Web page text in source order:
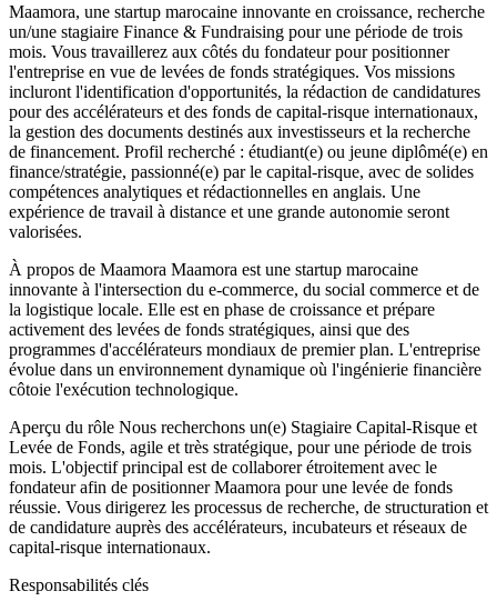
Maamora, une startup marocaine innovante en croissance, recherche
un/une stagiaire Finance & Fundraising pour une période de trois
mois. Vous travaillerez aux côtés du fondateur pour positionner
l'entreprise en vue de levées de fonds stratégiques. Vos missions
incluront l'identification d'opportunités, la rédaction de candidatures
pour des accélérateurs et des fonds de capital-risque internationaux,
la gestion des documents destinés aux investisseurs et la recherche
de financement. Profil recherché : étudiant(e) ou jeune diplômé(e) en
finance/stratégie, passionné(e) par le capital-risque, avec de solides
compétences analytiques et rédactionnelles en anglais. Une
expérience de travail à distance et une grande autonomie seront
valorisées.
À propos de Maamora Maamora est une startup marocaine
innovante à l'intersection du e-commerce, du social commerce et de
la logistique locale. Elle est en phase de croissance et prépare
activement des levées de fonds stratégiques, ainsi que des
programmes d'accélérateurs mondiaux de premier plan. L'entreprise
évolue dans un environnement dynamique où l'ingénierie financière
côtoie l'exécution technologique.
Aperçu du rôle Nous recherchons un(e) Stagiaire Capital-Risque et
Levée de Fonds, agile et très stratégique, pour une période de trois
mois. L'objectif principal est de collaborer étroitement avec le
fondateur afin de positionner Maamora pour une levée de fonds
réussie. Vous dirigerez les processus de recherche, de structuration et
de candidature auprès des accélérateurs, incubateurs et réseaux de
capital-risque internationaux.
Responsabilités clés